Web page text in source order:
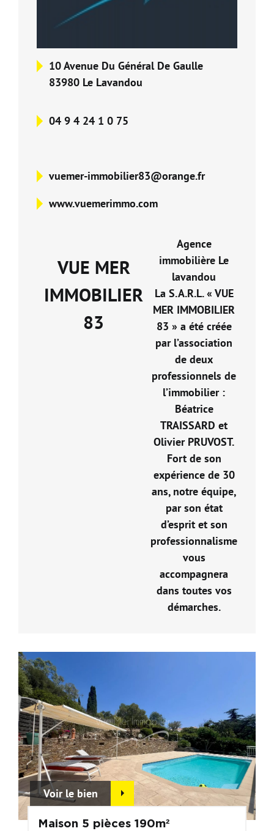
Nos Partenaires
10 Avenue Du Général De Gaulle
83980 Le Lavandou
04 9 4 24 1 0 75
vuemer-immobilier83@orange.fr
www.vuemerimmo.com
VUE MER
IMMOBILIER
83
Agence
immobilière Le
lavandou
La S.A.R.L. « VUE
MER IMMOBILIER
83 » a été créée
par l’association
de deux
professionnels de
l’immobilier :
Béatrice
TRAISSARD et
Olivier PRUVOST.
Fort de son
expérience de 30
ans, notre équipe,
par son état
d’esprit et son
professionnalisme
vous
accompagnera
dans toutes vos
démarches.
Voir le bien
Maison 5 pièces 190m²